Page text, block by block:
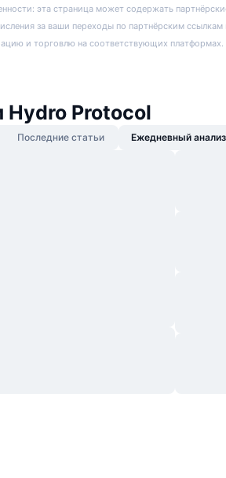
эта страница может содержать
за ваши переходы по партнёрским
и торговлю на соответствующих
Hydro Protocol
Последние статьи Ежедневный